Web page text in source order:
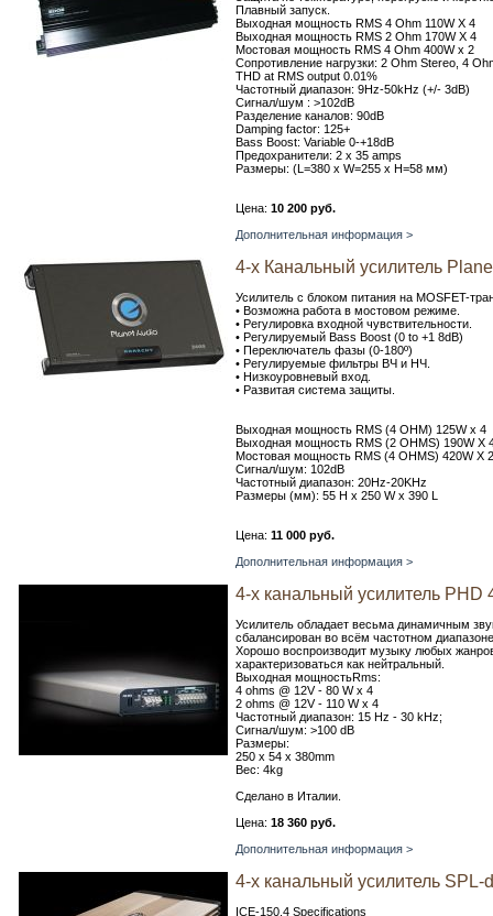
Плавный запуск.
Выходная мощность RMS 4 Ohm 110W X 4
Выходная мощность RMS 2 Ohm 170W X 4
Мостовая мощность RMS 4 Ohm 400W x 2
Сопротивление нагрузки: 2 Ohm Stereo, 4
THD at RMS output 0.01%
Частотный диапазон: 9Hz-50kHz (+/- 3dB)
Сигнал/шум : >102dB
Разделение каналов: 90dB
Damping factor: 125+
Bass Boost: Variable 0-+18dB
Предохранители: 2 x 35 amps
Размеры: (L=380 x W=255 x H=58 мм)
Цена: 10 200 руб.
Дополнительная информация >
4-х Канальный усилитель
Усилитель с блоком питания на MOSFET-
• Возможна работа в мостовом режиме.
• Регулировка входной чувствительности.
• Регулируемый Bass Boost (0 to +1 8dB)
• Переключатель фазы (0-180º)
• Регулируемые фильтры ВЧ и НЧ.
• Низкоуровневый вход.
• Развитая система защиты.
Выходная мощность RMS (4 OHM) 125W x 4
Выходная мощность RMS (2 OHMS) 190W X
Мостовая мощность RMS (4 OHMS) 420W X 2
Сигнал/шум: 102dB
Частотный диапазон: 20Hz-20KHz
Размеры (мм): 55 H x 250 W x 390 L
Цена: 11 000 руб.
Дополнительная информация >
4-х канальный усилитель PHD
Усилитель обладает весьма динамичным
сбалансирован во всём частотном
Хорошо воспроизводит музыку любых
характеризоваться как нейтральный.
Выходная мощностьRms:
4 ohms @ 12V - 80 W x 4
2 ohms @ 12V - 110 W x 4
Частотный диапазон: 15 Hz - 30 kHz;
Сигнал/шум: >100 dB
Размеры:
250 x 54 x 380mm
Вес: 4kg
Сделано в Италии.
Цена: 18 360 руб.
Дополнительная информация >
4-х канальный усилитель
ICE-150.4 Specifications